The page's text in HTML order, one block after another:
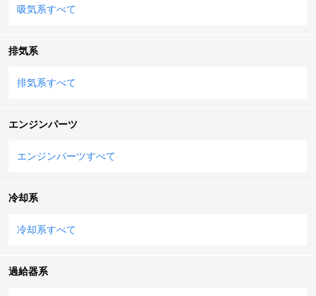
吸気系すべて
排気系
排気系すべて
エンジンパーツ
エンジンパーツすべて
冷却系
冷却系すべて
過給器系